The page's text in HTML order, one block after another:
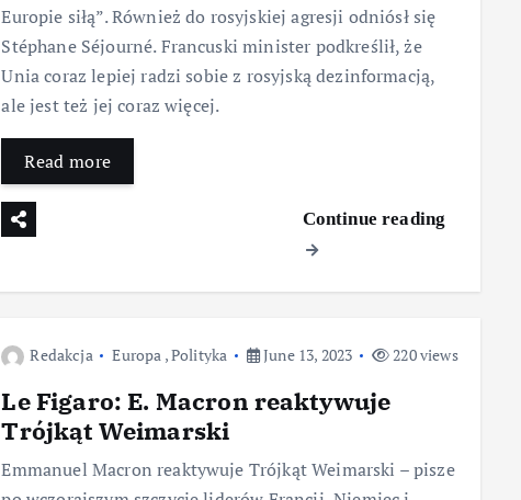
Europie siłą”. Również do rosyjskiej agresji odniósł się
Stéphane Séjourné. Francuski minister podkreślił, że
Unia coraz lepiej radzi sobie z rosyjską dezinformacją,
ale jest też jej coraz więcej.
Read more
Continue reading
Redakcja Europa ,Polityka June 13, 2023 220 views
Le Figaro: E. Macron reaktywuje
Trójkąt Weimarski
Emmanuel Macron reaktywuje Trójkąt Weimarski – pisze